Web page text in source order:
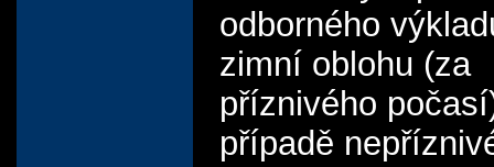
odborného
zimní oblohu (za
příznivého
případě